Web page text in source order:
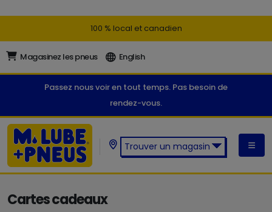
100 % local et canadien
Magasinez les pneus English
Passez nous voir en tout temps. Pas besoin de
rendez-vous.
Trouver un magasin
Pneus:
Cartes cadeaux